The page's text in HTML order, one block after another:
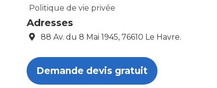
Politique de vie privée
Adresses
88 Av. du 8 Mai 1945, 76610 Le Havre.
Demande devis gratuit